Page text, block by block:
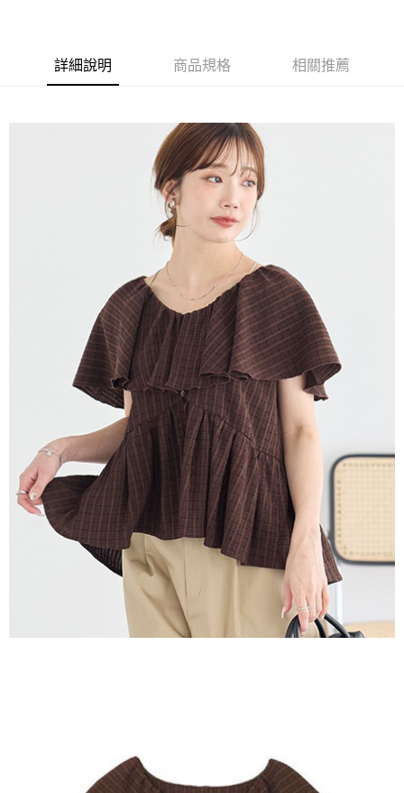
用戶於交易時，得透過本服務購買商品或服務，並由商店將買賣／分期付款
買賣價金債權讓與本公司後，依約使用本公司帳單繳交帳款。
由本公司與您本人進行分期帳單所需資料之確認、核對及更正。
3.完整用戶服務條款，請詳閱以下連結：https://oppay.tw/userRule
※ 請注意：結帳手續完成當下不需立刻繳費，但若您需要取消訂單，請聯絡
購買商品的店家。未經商家同意取消之訂單仍視為有效，需透過AFTEE先享
是否繳費成功／繳費後需取消欲退款等相關疑問，請聯繫「AFTEE先享後付
https://netprotections.freshdesk.com/support/home
１．透過由恩沛科技股份有限公司提供之「AFTEE先享後付」服務完成之交
易，需依本服務之必要範圍內提供個人資料，並將交易相關給付款項請求債
權轉讓予恩沛科技股份有限公司。
２．關於個人資料處理事宜，請瀏覽以下網址：
３．未成年的使用者請事先徵得法定代理人或監護人之同意方可使用
「AFTEE先享後付」，若未經同意申辦者引起之損失，本公司不負相關責
４．使用「AFTEE先享後付」時，將依據個別帳號之用戶狀況，依本公司即
時審查核予不同之上限額度；若仍有額度不足之情形，本公司將視審查結果
請求用戶進行身份認證。
５．嚴禁一人註冊多個帳號或使用他人資訊註冊。若發現惡意使用之情形，
恩沛科技股份有限公司將有權停止該用戶之使用額度並採取法律行動。
每筆NT$60，滿NT$1,500(含以上)免運費
每筆NT$60，滿NT$1,500(含以上)免運費
每筆NT$60，滿NT$1,500(含以上)免運費
每筆NT$60，滿NT$1,500(含以上)免運費
每筆NT$90，滿NT$1,500(含以上)免運費
詳細說明 商品規格 相關推薦